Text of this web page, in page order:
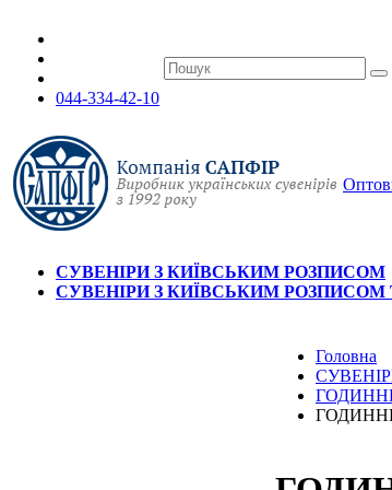
044-334-42-10
СУВЕНІРИ З КИЇВСЬКИМ РОЗПИСОМ
СУВЕНІРИ З КИЇВСЬКИМ
Головна